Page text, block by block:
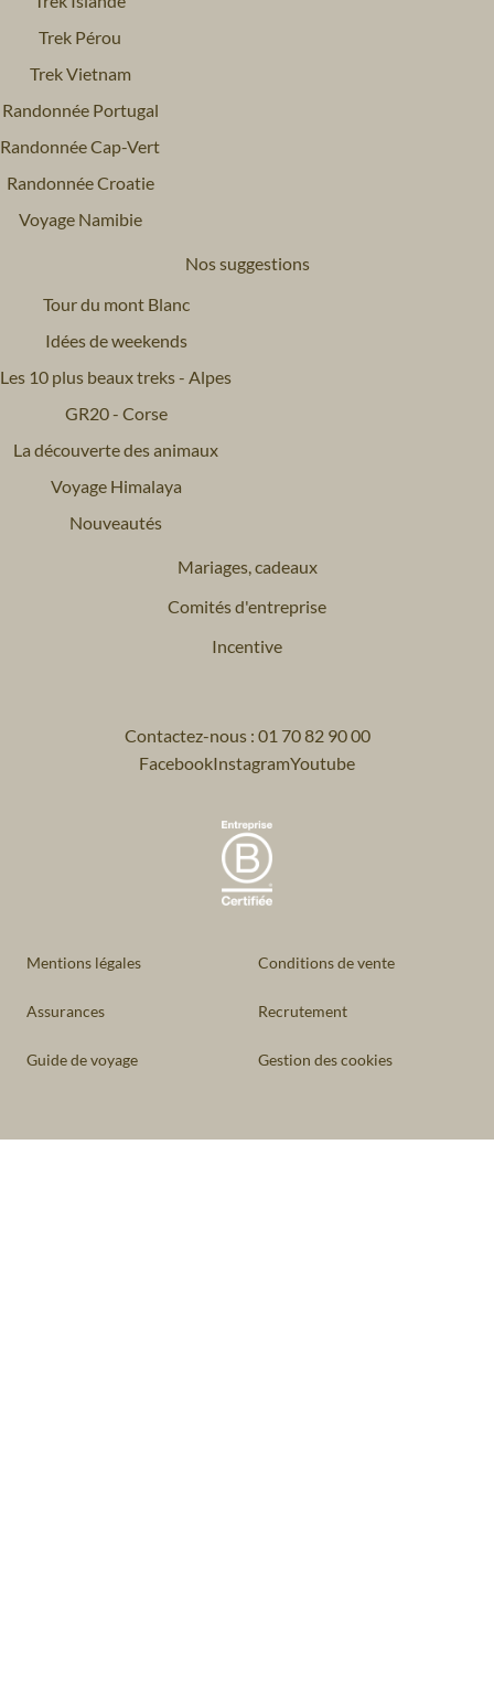
Trek Pérou
Trek Vietnam
Randonnée Portugal
Randonnée Cap-Vert
Randonnée Croatie
Voyage Namibie
Nos suggestions
Tour du mont Blanc
Idées de weekends
Les 10 plus beaux treks - Alpes
GR20 - Corse
La découverte des animaux
Voyage Himalaya
Nouveautés
Mariages, cadeaux
Comités d'entreprise
Incentive
Contactez-nous : 01 70 82 90 00
FacebookInstagramYoutube
Mentions légales Conditions de vente
Assurances Recrutement
Guide de voyage Gestion des cookies